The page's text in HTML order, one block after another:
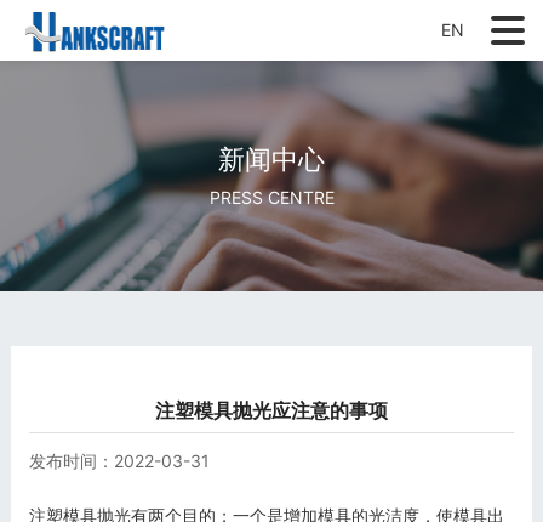
EN
新闻中心
PRESS CENTRE
注塑模具抛光应注意的事项
发布时间： 2022-03-31
注塑模具抛光有两个目的；一个是增加模具的光洁度，使模具出